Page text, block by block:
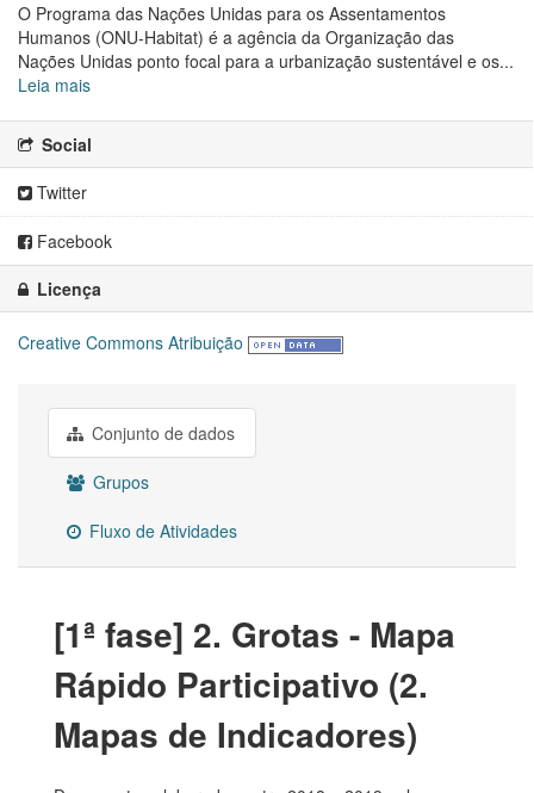
O Programa das Nações Unidas para os Assentamentos
Humanos (ONU-Habitat) é a agência da Organização das
Nações Unidas ponto focal para a urbanização sustentável e os...
Leia mais
Social
Twitter
Facebook
Licença
Creative Commons Atribuição
Conjunto de dados
Grupos
Fluxo de Atividades
[1ª fase] 2. Grotas - Mapa
Rápido Participativo (2.
Mapas de Indicadores)